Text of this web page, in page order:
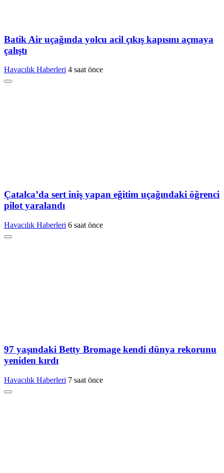
Batik Air uçağında yolcu acil çıkış kapısını açmaya
çalıştı
Havacılık Haberleri 4 saat önce
Çatalca’da sert iniş yapan eğitim uçağındaki öğrenci
pilot yaralandı
Havacılık Haberleri 6 saat önce
97 yaşındaki Betty Bromage kendi dünya rekorunu
yeniden kırdı
Havacılık Haberleri 7 saat önce